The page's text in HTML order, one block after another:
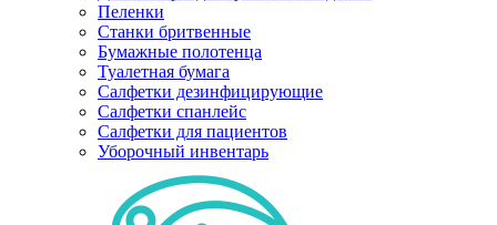
Пеленки
Станки бритвенные
Бумажные полотенца
Туалетная бумага
Салфетки дезинфицирующие
Салфетки спанлейс
Салфетки для пациентов
Уборочный инвентарь